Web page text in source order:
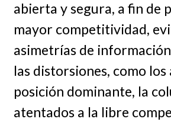
abierta y segura, a fin de
mayor competitividad,
asimetrías de
las distorsiones, como los
posición dominante, la
atentados a la libre